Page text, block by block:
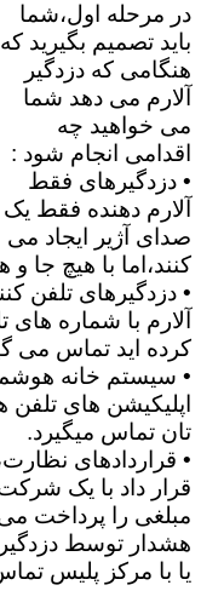
در مرحله اول،شما
باید تصمیم بگیرید که
هنگامی که دزدگیر
آلارم می دهد شما
می خواهید چه
اقدامی انجام شود :
• دزدگیرهای فقط
آلارم دهنده فقط یک
صدای آژیر ایجاد می
کنند،اما با هیچ جا
• دزدگیرهای تلفن
آلارم با شماره
کرده اید تماس می
• سیستم خانه
اپلیکیشن های تلفن
تان تماس میگیرد.
• قراردادهای
قرار داد با یک شرکت
مبلغی را پرداخت
هشدار توسط
یا با مرکز پلیس